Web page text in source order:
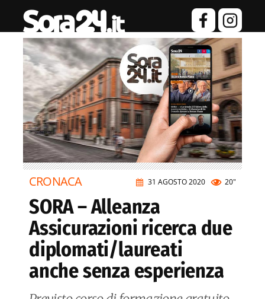
31 AGOSTO 2020 20"
CRONACA
SORA – Alleanza
Assicurazioni ricerca due
diplomati/laureati
anche senza esperienza